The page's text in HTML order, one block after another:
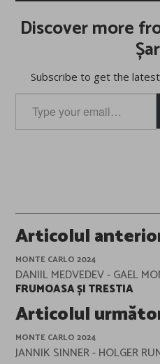
Discover more
Subscribe to get the
your
email…
Post
navigation
Articolul
MONTE CARLO 2024
DANIIL MEDVEDEV - GAEL
FRUMOASA ȘI TRESTIA
Articolul
MONTE CARLO 2024
JANNIK SINNER - HOLGER